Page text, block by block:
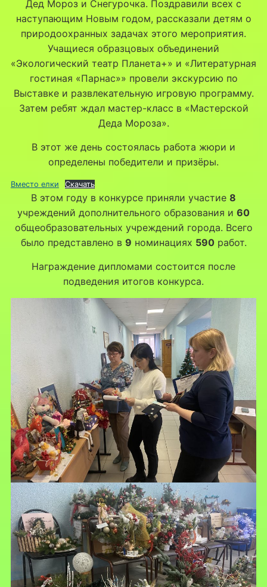
Дед Мороз и Снегурочка. Поздравили всех с
наступающим Новым годом, рассказали детям о
природоохранных задачах этого мероприятия.
Учащиеся образцовых объединений
«Экологический театр Планета+» и «Литературная
гостиная «Парнас»» провели экскурсию по
Выставке и развлекательную игровую программу.
Затем ребят ждал мастер-класс в «Мастерской
Деда Мороза».
В этот же день состоялась работа жюри и
определены победители и призёры.
Вместо елки Скачать
В этом году в конкурсе приняли участие 8
учреждений дополнительного образования и 60
общеобразовательных учреждений города. Всего
было представлено в 9 номинациях 590работ.
Награждение дипломами состоится после
подведения итогов конкурса.